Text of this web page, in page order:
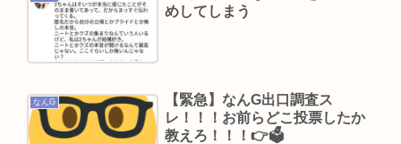
300万程度で買える.コスパ最強車がここにあるのに
有田哲平、高田馬場は「嫌いな街ですね」「早稲
1浪して法政に入った女さん、ワカッテTVのせいで
ジサツする
めしてしまう
なんG
【緊急】なんG出口調査ス
レ！！！お前らどこ投票したか
教えろ！！！👉🗳